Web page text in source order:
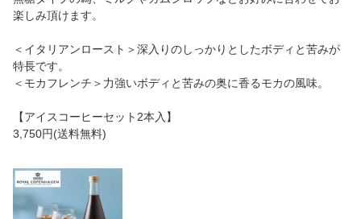
楽しみ頂けます。
＜イタリアンロースト＞深入りのしっかりとしたボディと苦みが
特長です。
＜モカフレンチ＞力強いボディと苦みの奥に香るモカの風味。
【アイスコーヒーセット2本入】
3,750円(送料無料)